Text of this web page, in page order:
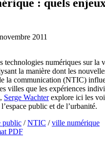
: quels
2011
technologies numériques sur la
la manière dont les
la communication (NTIC)
villes que les expériences
Serge Wachterexplore ici les
public et de l’urbanité.
public /NTIC /ville numérique
PDF